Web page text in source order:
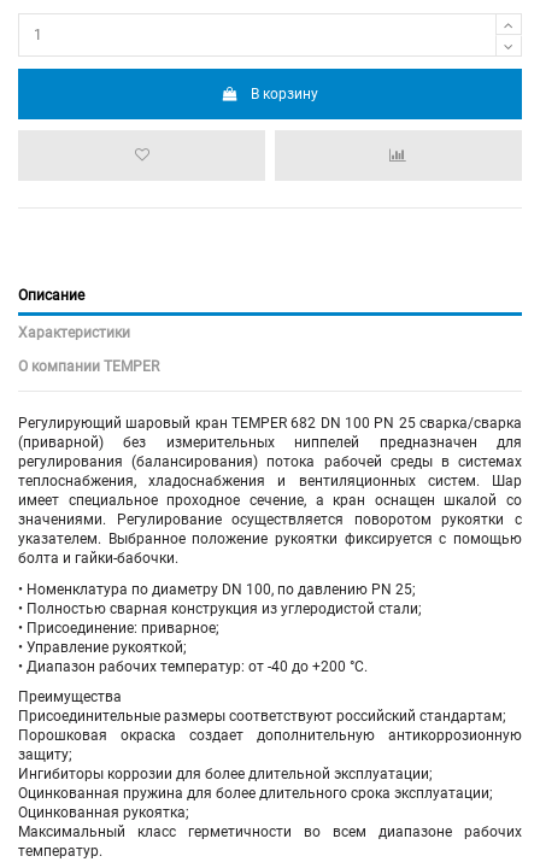
В корзину
Описание
Характеристики
О компании TEMPER
Регулирующий шаровый кран TEMPER 682 DN 100 PN 25 сварка/сварка
(приварной) без измерительных ниппелей предназначен для
регулирования (балансирования) потока рабочей среды в системах
теплоснабжения, хладоснабжения и вентиляционных систем. Шар
имеет специальное проходное сечение, а кран оснащен шкалой со
значениями. Регулирование осуществляется поворотом рукоятки с
указателем. Выбранное положение рукоятки фиксируется с помощью
болта и гайки-бабочки.
• Номенклатура по диаметру DN 100, по давлению PN 25;
• Полностью сварная конструкция из углеродистой стали;
• Присоединение: приварное;
• Управление рукояткой;
• Диапазон рабочих температур: от -40 до +200 °С.
Преимущества
Присоединительные размеры соответствуют российский стандартам;
Порошковая окраска создает дополнительную антикоррозионную
защиту;
Ингибиторы коррозии для более длительной эксплуатации;
Оцинкованная пружина для более длительного срока эксплуатации;
Оцинкованная рукоятка;
Максимальный класс герметичности во всем диапазоне рабочих
температур.